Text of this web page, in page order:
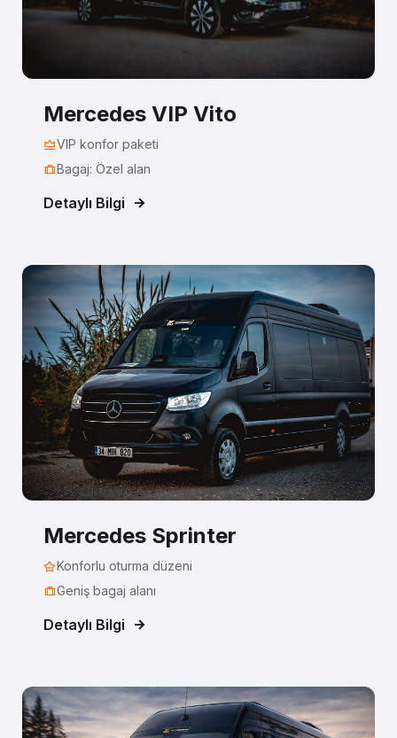
Mercedes VIP Vito
VIP konfor paketi
Bagaj: Özel alan
Detaylı Bilgi
Mercedes Sprinter
Konforlu oturma düzeni
Geniş bagaj alanı
Detaylı Bilgi